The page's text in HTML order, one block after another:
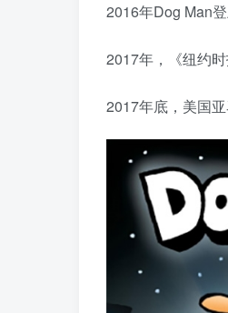
2016年Dog Man
2017年，《纽约时
2017年底，美国